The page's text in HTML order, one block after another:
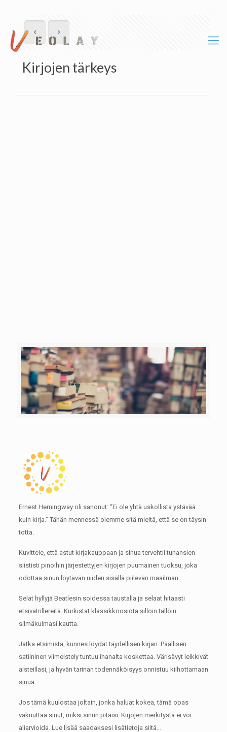
Kirjojen tärkeys
Ernest Hemingway oli sanonut: “Ei ole yhtä uskollista ystävää
kuin kirja.” Tähän mennessä olemme sitä mieltä, että se on täysin
totta.
Kuvittele, että astut kirjakauppaan ja sinua tervehtii tuhansien
siististi pinoihin järjestettyjen kirjojen puumainen tuoksu, joka
odottaa sinun löytävän niiden sisällä piilevän maailman.
Selat hyllyjä Beatlesin soidessa taustalla ja selaat hitaasti
etsivätrillereitä. Kurkistat klassikkoosiota silloin tällöin
silmäkulmasi kautta.
Jatka etsimistä, kunnes löydät täydellisen kirjan. Päällisen
satiininen viimeistely tuntuu ihanalta koskettaa. Värisävyt leikkivät
aisteillasi, ja hyvän tarinan todennäköisyys onnistuu kiihottamaan
sinua.
Jos tämä kuulostaa joltain, jonka haluat kokea, tämä opas
vakuuttaa sinut, miksi sinun pitäisi. Kirjojen merkitystä ei voi
aliarvioida. Lue lisää saadaksesi lisätietoja siitä…